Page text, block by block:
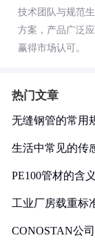
技术团队与规范
方案，产品广泛
赢得市场认可。
热门文章
无缝钢管的常用
生活中常见的传
PE100管材的含
工业厂房载重标
CONOSTAN公